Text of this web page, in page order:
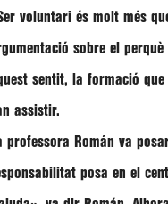
voluntari és molt més
sobre el
sentit, la formació
assistir.
professora Román va
posa en el